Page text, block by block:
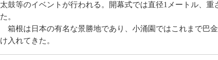
太鼓等のイベントが行われる。開幕式では直径1メートル、重
た。
箱根は日本の有名な景勝地であり、小涌園ではこれまで巴
け入れてきた。